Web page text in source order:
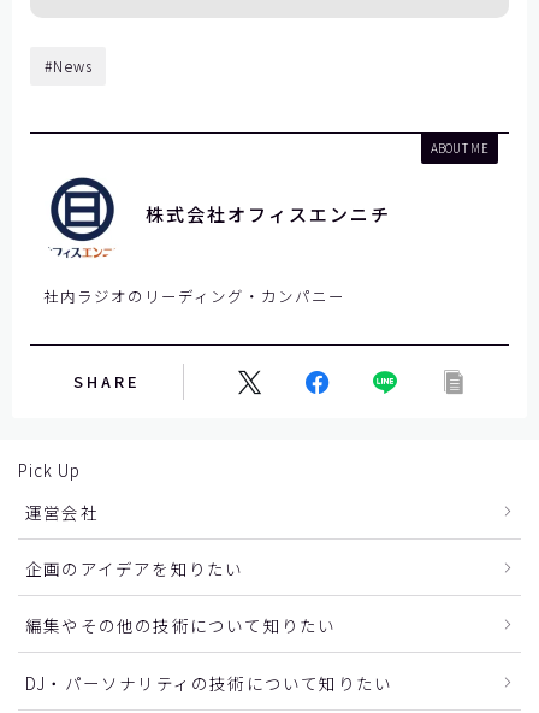
ー
ド
空
ま
ま
に
て
#News
ABOUT ME
株式会社オフィスエンニチ
社内ラジオのリーディング・カンパニー
SHARE
Pick Up
運営会社
企画のアイデアを知りたい
編集やその他の技術について知りたい
DJ・パーソナリティの技術について知りたい